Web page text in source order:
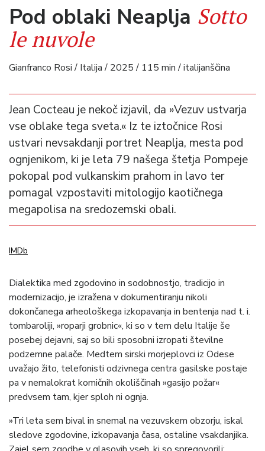
Pod oblaki Neaplja Sotto
le nuvole
Gianfranco Rosi / Italija / 2025 / 115 min / italijanščina
Jean Cocteau je nekoč izjavil, da »Vezuv ustvarja
vse oblake tega sveta.« Iz te iztočnice Rosi
ustvari nevsakdanji portret Neaplja, mesta pod
ognjenikom, ki je leta 79 našega štetja Pompeje
pokopal pod vulkanskim prahom in lavo ter
pomagal vzpostaviti mitologijo kaotičnega
megapolisa na sredozemski obali.
IMDb
Dialektika med zgodovino in sodobnostjo, tradicijo in
modernizacijo, je izražena v dokumentiranju nikoli
dokončanega arheološkega izkopavanja in bentenja nad t. i.
tombaroliji, »roparji grobnic«, ki so v tem delu Italije še
posebej dejavni, saj so bili sposobni izropati številne
podzemne palače. Medtem sirski morjeplovci iz Odese
uvažajo žito, telefonisti odzivnega centra gasilske postaje
pa v nemalokrat komičnih okoliščinah »gasijo požar«
predvsem tam, kjer sploh ni ognja.
»Tri leta sem bival in snemal na vezuvskem obzorju, iskal
sledove zgodovine, izkopavanja časa, ostaline vsakdanjika.